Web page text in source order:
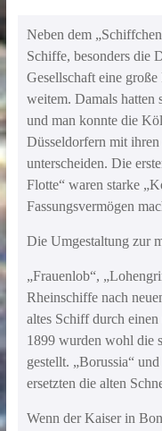
Neben dem
Schiffe, besonders die
Gesellschaft eine
weitem. Damals hatten
und man konnte die
Düsseldorfern mit
unterscheiden. Die
Flotte“ waren starke
Fassungsvermögen
Die Umgestaltung zur
„Frauenlob“,
Rheinschiffe nach
altes Schiff durch
1899 wurden wohl die
gestellt. „Borussia“
ersetzten die alten
Wenn der Kaiser in